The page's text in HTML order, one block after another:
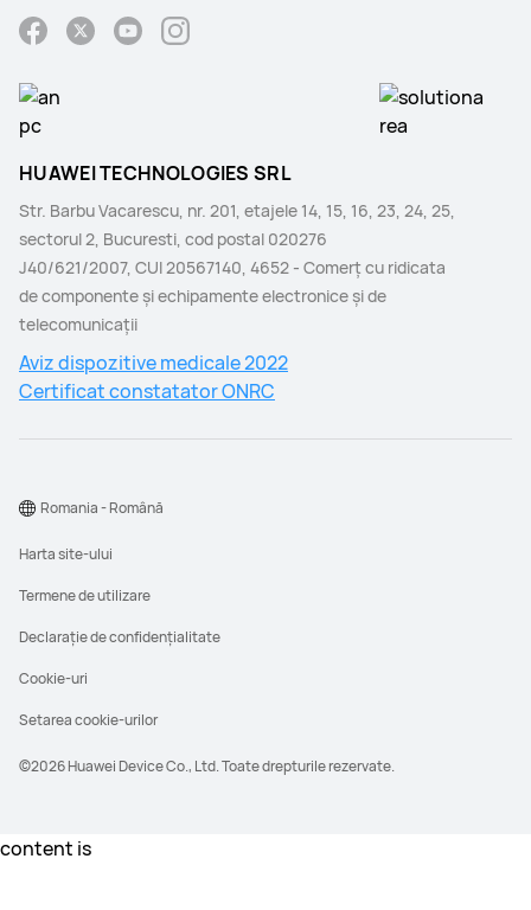
HUAWEI TECHNOLOGIES SRL
Str. Barbu Vacarescu, nr. 201, etajele 14, 15, 16, 23, 24, 25,
sectorul 2, Bucuresti, cod postal 020276
J40/621/2007, CUI 20567140, 4652 - Comerţ cu ridicata
de componente şi echipamente electronice şi de
telecomunicaţii
Aviz dispozitive medicale 2022
Certificat constatator ONRC
©2026 Huawei Device Co., Ltd. Toate drepturile rezervate.
Harta site-ului
Termene de utilizare
Declarație de confidențialitate
Cookie-uri
Setarea cookie-urilor
Romania - Română
content is